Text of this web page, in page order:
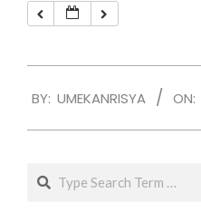
01-
BY: UMEKANRISYA ON:
Search